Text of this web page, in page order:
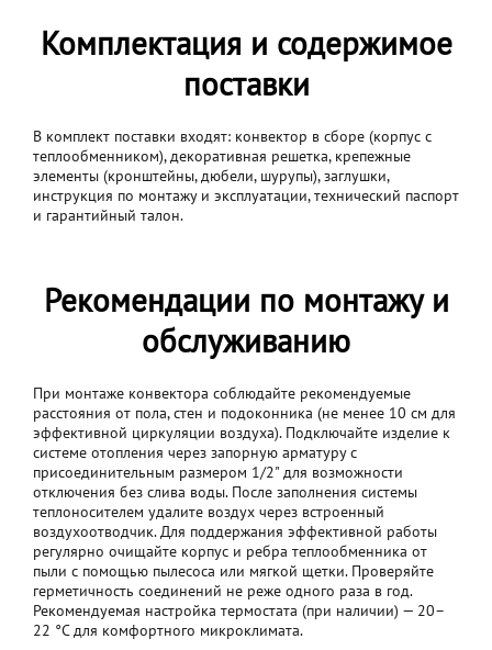
Комплектация и содержимое
поставки
В комплект поставки входят: конвектор в сборе (корпус с
теплообменником), декоративная решетка, крепежные
элементы (кронштейны, дюбели, шурупы), заглушки,
инструкция по монтажу и эксплуатации, технический паспорт
и гарантийный талон.
Рекомендации по монтажу и
обслуживанию
При монтаже конвектора соблюдайте рекомендуемые
расстояния от пола, стен и подоконника (не менее 10 см для
эффективной циркуляции воздуха). Подключайте изделие к
системе отопления через запорную арматуру с
присоединительным размером 1/2" для возможности
отключения без слива воды. После заполнения системы
теплоносителем удалите воздух через встроенный
воздухоотводчик. Для поддержания эффективной работы
регулярно очищайте корпус и ребра теплообменника от
пыли с помощью пылесоса или мягкой щетки. Проверяйте
герметичность соединений не реже одного раза в год.
Рекомендуемая настройка термостата (при наличии) — 20–
22 °C для комфортного микроклимата.